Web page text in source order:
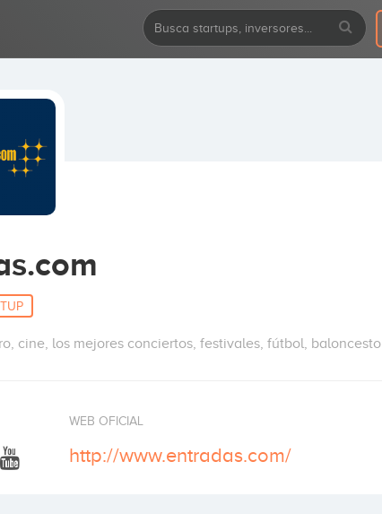
cine, los mejores conciertos, festivales, fútbol, baloncesto
WEB OFICIAL
http://www.entradas.com/